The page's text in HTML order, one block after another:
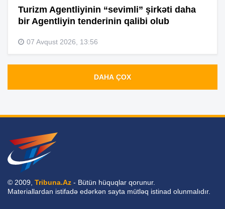
Turizm Agentliyinin “sevimli” şirkəti daha
bir Agentliyin tenderinin qalibi olub
07 Avqust 2026, 13:56
DAHA ÇOX
© 2009, Tribuna.Az - Bütün hüquqlar qorunur.
Materiallardan istifadə edərkən sayta mütləq istinad olunmalıdır.